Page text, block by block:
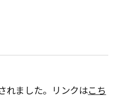
れました。リンクはこち